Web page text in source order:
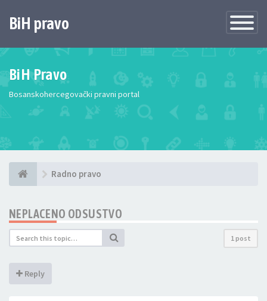
Toggle
BiH pravo
BiH Pravo
Bosanskohercegovački pravni portal
Radno pravo
NEPLACENO ODSUSTVO
1 post
Reply